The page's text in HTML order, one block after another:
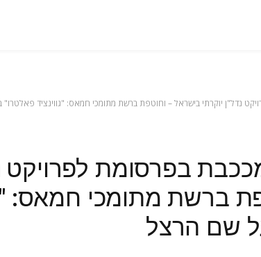
נדל"ן יוקרתי בישראל – וחוטפת ברשת מתומכי חמאס: "גווינציד
בפרסומת לפרויקט
ברשת מתומכי חמאס:
שם הרצל